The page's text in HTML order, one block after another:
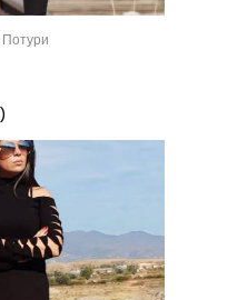
Потури
)